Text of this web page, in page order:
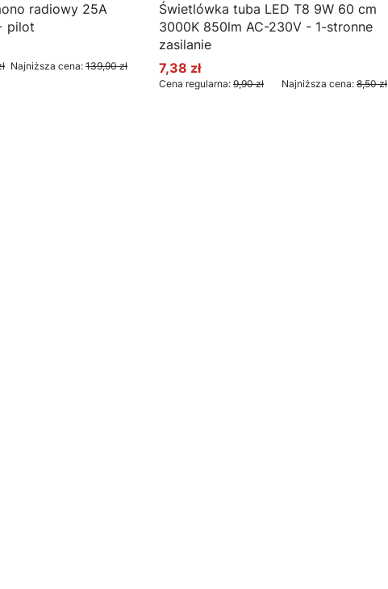
radiowy 25A
pilot
Najniższa cena: 139,90 zł
Świetlówka tuba LED T8 9W 60 cm
3000K 850lm AC-230V - 1-stronne
zasilanie
Cena promocyjna
7,38 zł
Cena regularna: 9,90 zł Najniższa cena: 8,50 zł